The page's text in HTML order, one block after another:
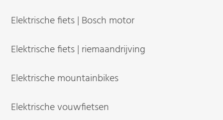
Elektrische fiets | Bosch motor
Elektrische fiets | riemaandrijving
Elektrische mountainbikes
Elektrische vouwfietsen